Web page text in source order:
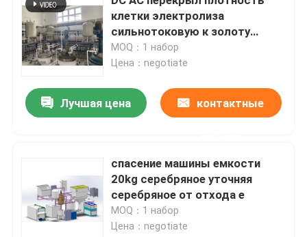
клетки электролиза
сильнотоковую к золоту
очищенности 99,999%
MOQ：1 набор
Цена：negotiate
Лучшая цена контактные
спасение машины емкости
20kg серебряное уточняя
серебряное от отхода e
MOQ：1 набор
Цена：negotiate